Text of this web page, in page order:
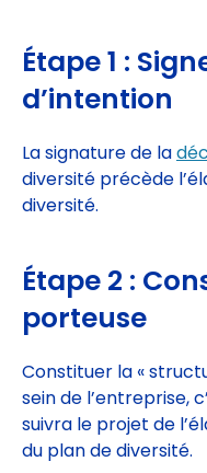
Étape 1 :
d’intention
La signature de la
diversité précède
diversité.
Étape 2 :
porteuse
Constituer la «
sein de l’entreprise,
suivra le projet de
du plan de diversité.